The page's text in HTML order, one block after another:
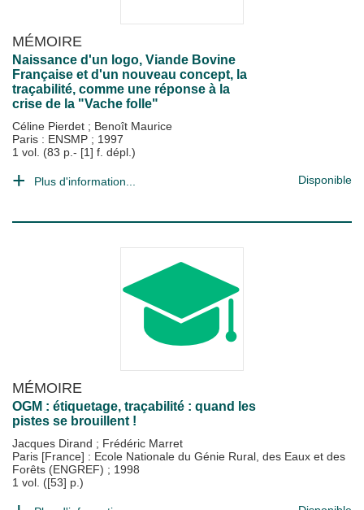
MÉMOIRE
Naissance d'un logo, Viande Bovine
Française et d'un nouveau concept, la
traçabilité, comme une réponse à la
crise de la "Vache folle"
Céline Pierdet ; Benoît Maurice
Paris : ENSMP ; 1997
1 vol. (83 p.- [1] f. dépl.)
Plus d'information... Disponible
MÉMOIRE
OGM : étiquetage, traçabilité : quand les
pistes se brouillent !
Jacques Dirand ; Frédéric Marret
Paris [France] : Ecole Nationale du Génie Rural, des Eaux et des
Forêts (ENGREF) ; 1998
1 vol. ([53] p.)